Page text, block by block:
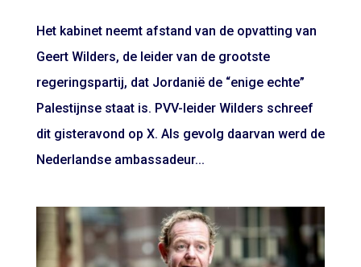
Het kabinet neemt afstand van de opvatting van
Geert Wilders, de leider van de grootste
regeringspartij, dat Jordanië de “enige echte”
Palestijnse staat is. PVV-leider Wilders schreef
dit gisteravond op X. Als gevolg daarvan werd de
Nederlandse ambassadeur...